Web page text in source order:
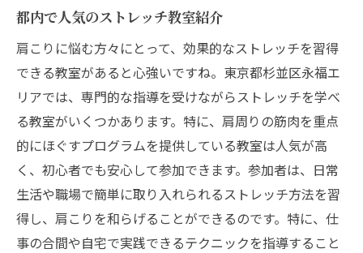
都内で人気のストレッチ教室紹介
肩こりに悩む方々にとって、効果的なストレッチを習得
できる教室があると心強いですね。東京都杉並区永福エ
リアでは、専門的な指導を受けながらストレッチを学べ
る教室がいくつかあります。特に、肩周りの筋肉を重点
的にほぐすプログラムを提供している教室は人気が高
く、初心者でも安心して参加できます。参加者は、日常
生活や職場で簡単に取り入れられるストレッチ方法を習
得し、肩こりを和らげることができるのです。特に、仕
事の合間や自宅で実践できるテクニックを指導すること